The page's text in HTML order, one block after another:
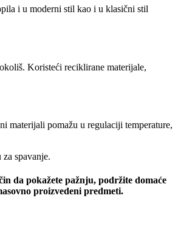
i u moderni stil kao i u klasični stil
Koristeći reciklirane materijale,
materijali pomažu u regulaciji temperature,
spavanje.
da pokažete pažnju, podržite domaće
proizvedeni predmeti.